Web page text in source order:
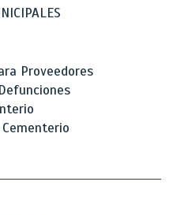
Proveedores